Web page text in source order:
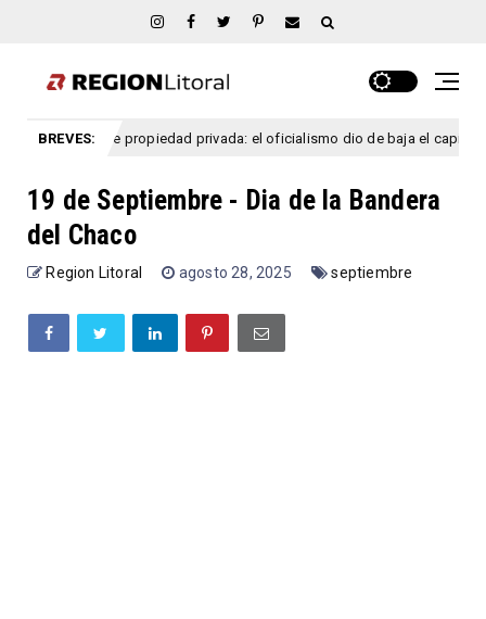
BREVES:
Ley de propiedad privada: el oficialismo dio de baja el capítulo de
19 de Septiembre - Dia de la Bandera
del Chaco
Region Litoral agosto 28, 2025 septiembre